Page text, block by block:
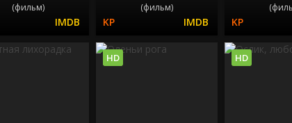
(фильм) (фильм)
HD HD